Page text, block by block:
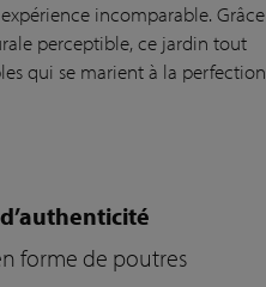
incomparable. Grâce
perceptible, ce jardin tout
qui se marient à la perfection
forme de poutres